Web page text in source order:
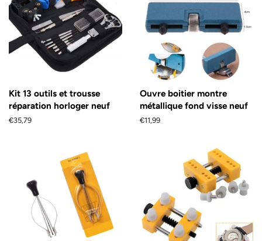
Kit 13 outils et trousse
réparation horloger neuf
Prix
€35,79
Ouvre boitier montre
métallique fond visse neuf
Prix
€11,99